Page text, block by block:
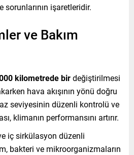
işaretleridir.
ve Bakım
kilometrede birdeğiştirilmesi
hava akışının yönü doğru
seviyesinin düzenli kontrolü ve
klimanın performansını artırır.
iç sirkülasyon düzenli
bakteri ve mikroorganizmaların